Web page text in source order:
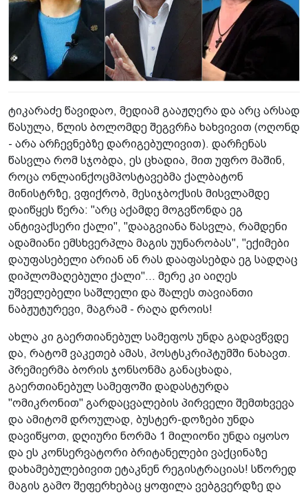
ტიკარაძე წავიდაო, მედიამ გააჟღერა და არც არსად
წასულა, წლის ბოლომდე შეგვრჩა ხახვივით (ოღონდ
- არა არჩევნებზე დარიგებულივით). დარჩენას
წასვლა რომ სჯობდა, ეს ცხადია, მით უფრო მაშინ,
როცა ონლაინქოცმპოსტავებმა ქალბატონ
მინისტრზე, ვფიქრობ, მესიჯბოქსის მისვლამდე
დაიწყეს წერა: "არც აქამდე მოგვწონდა ეგ
ანტივაქსერი ქალი", "დააგვიანა წასვლა, რამდენი
ადამიანი ემსხვერპლა მაგის უუნარობას", "ექიმები
დაუფასებელი არიან ან რას დააფასებდა ეგ სადღაც
დიპლომაღებული ქალი"... მერე კი აიღეს
უშველებელი საშლელი და შალეს თავიანთი
ნაბჟუტურევი, მაგრამ - რაღა დროის!
ახლა კი გაერთიანებულ სამეფოს უნდა გადავწვდე
და, რატომ ვაკეთებ ამას, პოსტსკრიპტუმში ნახავთ.
პრემიერმა ბორის ჯონსონმა განაცხადა,
გაერთიანებულ სამეფოში დადასტურდა
"ომიკრონით" გარდაცვალების პირველი შემთხვევა
და ამიტომ დროულად, ბუსტერ-დოზები უნდა
დავიწყოთ, დღიური ნორმა 1 მილიონი უნდა იყოსო
და ეს კონსერვატორი ბრიტანელები ვაქცინაზე
დახამებულებივით ეტაკნენ რეგისტრაციას! სწორედ
მაგის გამო შეფერხებაც ყოფილა ვებგვერდზე და